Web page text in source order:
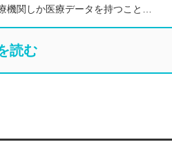
機関しか医療データを持つこと…
読む